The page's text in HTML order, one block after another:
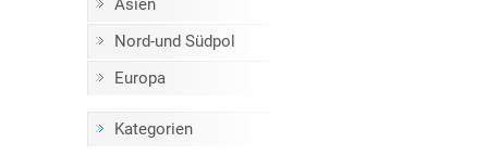
Asien
Nord-und Südpol
Europa
Kategorien